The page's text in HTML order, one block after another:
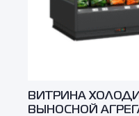
ВИТРИНА
ВЫНОСНОЙ